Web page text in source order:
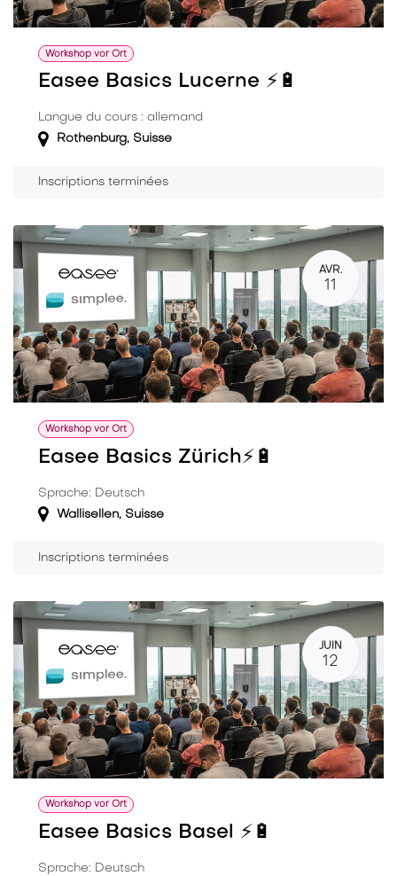
Workshop vor Ort
Easee Basics Lucerne ⚡️🔋
Langue du cours : allemand
Rothenburg, Suisse
Inscriptions terminées
AVR.
11
Workshop vor Ort
Easee Basics Zürich⚡️🔋
Sprache: Deutsch
Wallisellen, Suisse
Inscriptions terminées
JUIN
12
Workshop vor Ort
Easee Basics Basel ⚡️🔋
Sprache: Deutsch